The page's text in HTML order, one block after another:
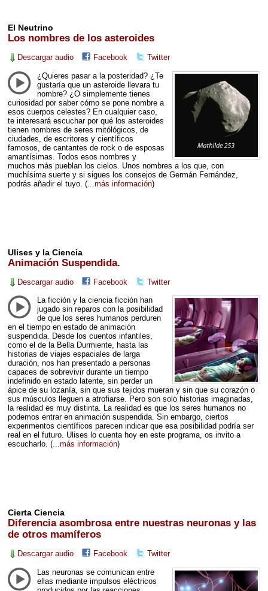
El Neutrino
Los nombres de los asteroides
Descargar audio Facebook Twitter
¿Quieres pasar a la posteridad? ¿Te
gustaría que un asteroide llevara tu
nombre? ¿O simplemente tienes
curiosidad por saber cómo se pone nombre a
esos cuerpos celestes? En cualquier caso,
te interesará escuchar por qué los asteroides
tienen nombres de seres mitólógicos, de
ciudades, de escritores y científicos
famosos, de cantantes de rock o de esposas
amantísimas. Todos esos nombres y
muchos más pueblan los cielos. Unos nombres a los que, con
muchísima suerte y si sigues los consejos de Germán Fernández,
podrás añadir el tuyo. (...más información)
Ulises y la Ciencia
Animación Suspendida.
Descargar audio Facebook Twitter
La ficción y la ciencia ficción han
jugado sin reparos con la posibilidad
de que los seres humanos perduren
en el tiempo en estado de animación
suspendida. Desde los cuentos infantiles,
como el de la Bella Durmiente, hasta las
historias de viajes espaciales de larga
duración, nos han presentado a personas
capaces de sobrevivir durante un tiempo
indefinido en estado latente, sin perder un
ápice de su lozanía, sin que sus tejidos mueran y sin que su corazón o
sus músculos lleguen a atrofiarse. Pero son solo historias imaginadas,
la realidad es muy distinta. La realidad es que los seres humanos no
podemos entrar en animación suspendida. Sin embargo, ciertos
experimentos científicos parecen indicar que esa posibilidad podría ser
real en el futuro. Ulises lo cuenta hoy en este programa, os invito a
escucharlo. (...más información)
Cierta Ciencia
Diferencia asombrosa entre nuestras neuronas y las
de otros mamíferos
Descargar audio Facebook Twitter
Las neuronas se comunican entre
ellas mediante impulsos eléctricos